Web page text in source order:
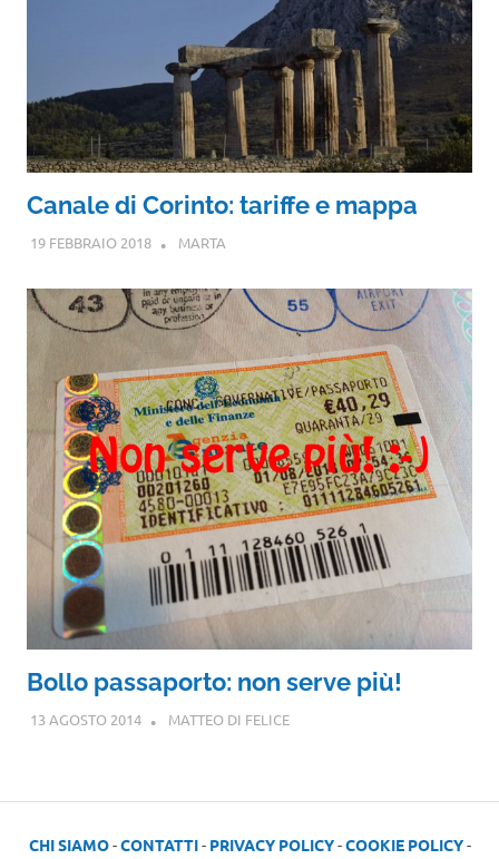
Canale di Corinto: tariffe e mappa
19 FEBBRAIO 2018 MARTA
Bollo passaporto: non serve più!
13 AGOSTO 2014 MATTEO DI FELICE
CHI SIAMO-CONTATTI- PRIVACY POLICY-COOKIE POLICY-